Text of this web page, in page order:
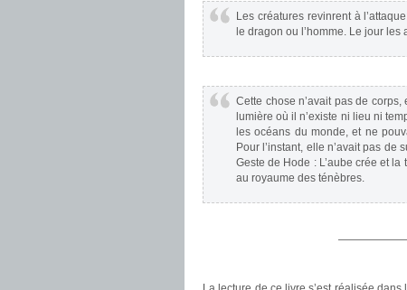
Les créatures revinrent à
le dragon ou l’homme. Le jour
Cette chose n’avait pas de
lumière où il n’existe ni lieu ni
les océans du monde, et ne
Pour l’instant, elle n’avait pas de
Geste de Hode : L’aube crée et
au royaume des ténèbres.